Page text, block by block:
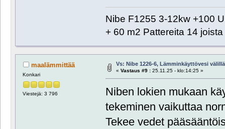
Nibe F1255 3-12kw +100
+ 60 m2 Pattereita 14
maalämmittää
Konkari
Viestejä: 3 796
Vs: Nibe 1226-6, Lämminkäyttövesi
« Vastaus #9 :25.11.25 - klo:14:25 »
Niben lokien mukaan
tekeminen vaikuttaa
Tekee vedet